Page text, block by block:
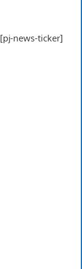
[pj-news-ticker]